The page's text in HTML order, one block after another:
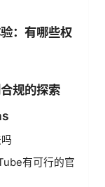
：有哪些权
规的探索
有可行的官